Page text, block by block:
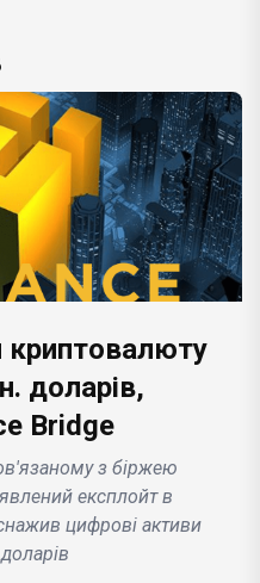
криптовалюту
доларів,
Bridge
з біржею
експлойт в
цифрові активи